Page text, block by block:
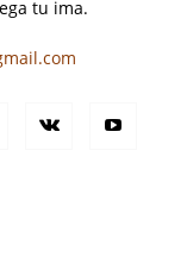
tu ima.